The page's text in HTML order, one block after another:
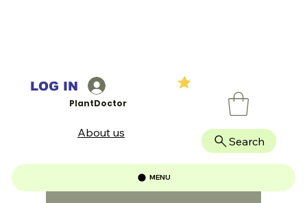
PlantDoctor
Search
MENU
LOG IN
About us